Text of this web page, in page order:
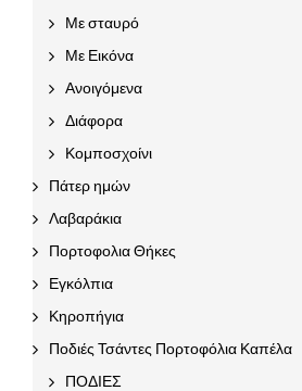
Με σταυρό
Με Εικόνα
Ανοιγόμενα
Διάφορα
Κομποσχοίνι
Πάτερ ημών
Λαβαράκια
Πορτοφολια Θήκες
Εγκόλπια
Κηροπήγια
Ποδιές Τσάντες Πορτοφόλια Καπέλα
ΠΟΔΙΕΣ